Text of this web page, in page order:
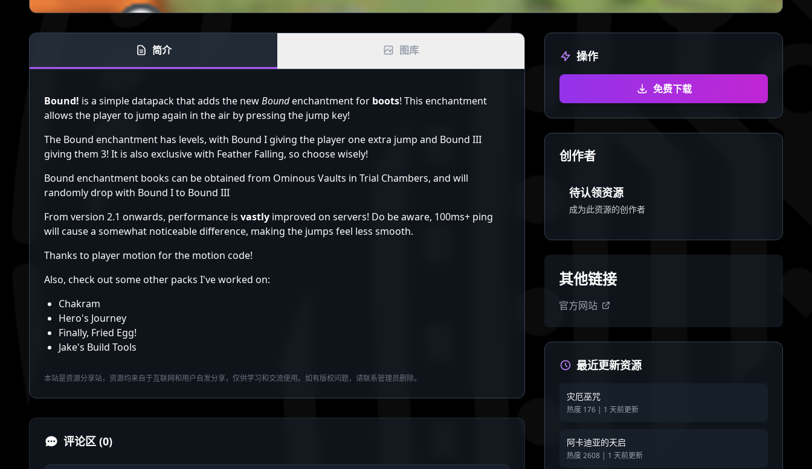
简介 图库
Bound! is a simple datapack that adds the newBoundenchantment for boots! This enchantment
allows the player to jump again in the air by pressing the jump key!
The Bound enchantment has levels, with Bound I giving the player one extra jump and Bound III
giving them 3! It is also exclusive with Feather Falling, so choose wisely!
Bound enchantment books can be obtained from Ominous Vaults in Trial Chambers, and will
randomly drop with Bound I to Bound III
From version 2.1 onwards, performance is vastly improved on servers! Do be aware, 100ms+ ping
will cause a somewhat noticeable difference, making the jumps feel less smooth.
Thanks to player motion for the motion code!
Also, check out some other packs I've worked on:
Chakram
Hero's Journey
Finally, Fried Egg!
Jake's Build Tools
本站是资源分享站，资源均来自于互联网和用户自发分享，仅供学习和交流使用。如有版权问题，请联系管理员删除。
评论区 (0)
操作
免费下载
创作者
待认领资源
成为此资源的创作者
其他链接
官方网站
最近更新资源
灾厄巫咒
热度 176 | 1 天前更新
阿卡迪亚的天启
热度 2608 | 1 天前更新